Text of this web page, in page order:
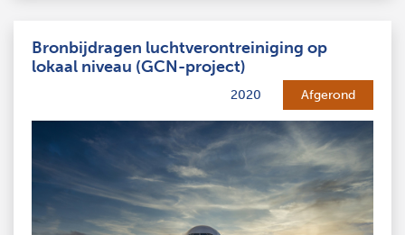
Bronbijdragen luchtverontreiniging op
lokaal niveau (GCN-project)
2020 Afgerond